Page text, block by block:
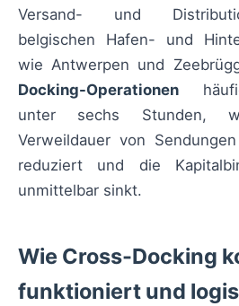
Versand- und
belgischen Hafen- und
wie Antwerpen und
Docking-Operationen
unter sechs Stunden,
Verweildauer von
reduziert und die
unmittelbar sinkt.
Wie Cross-Docking
funktioniert und